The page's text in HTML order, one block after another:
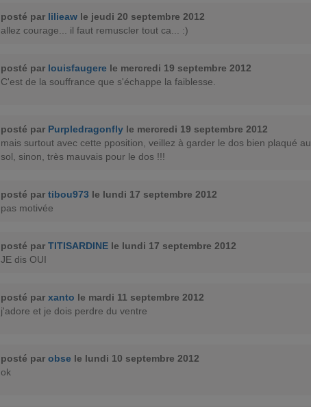
posté par lilieaw le jeudi 20 septembre 2012
allez courage... il faut remuscler tout ca... :)
posté par louisfaugere le mercredi 19 septembre 2012
C'est de la souffrance que s'échappe la faiblesse.
posté par Purpledragonfly le mercredi 19 septembre 2012
mais surtout avec cette pposition, veillez à garder le dos bien plaqué au
sol, sinon, très mauvais pour le dos !!!
posté par tibou973 le lundi 17 septembre 2012
pas motivée
posté par TITISARDINE le lundi 17 septembre 2012
JE dis OUI
posté par xanto le mardi 11 septembre 2012
j'adore et je dois perdre du ventre
posté par obse le lundi 10 septembre 2012
ok